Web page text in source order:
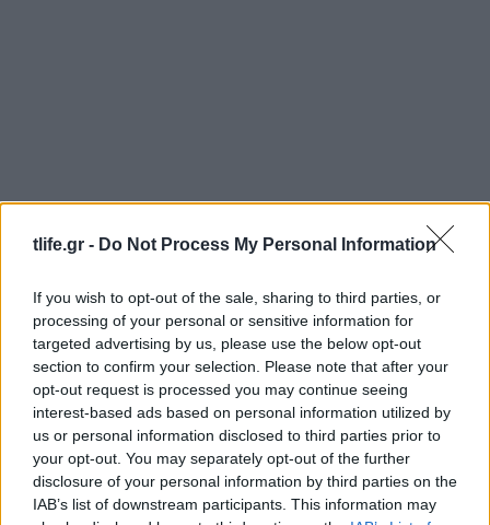
tlife.gr - Do Not Process My Personal Information
If you wish to opt-out of the sale, sharing to third parties, or
processing of your personal or sensitive information for
targeted advertising by us, please use the below opt-out
section to confirm your selection. Please note that after your
opt-out request is processed you may continue seeing
interest-based ads based on personal information utilized by
us or personal information disclosed to third parties prior to
your opt-out. You may separately opt-out of the further
disclosure of your personal information by third parties on the
IAB’s list of downstream participants. This information may